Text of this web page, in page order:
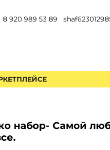
8 920 989 53 89
набор- Самой